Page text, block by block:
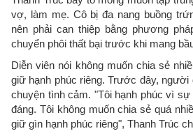
vợ, làm mẹ. Cô bị đa nang buồng
nên phải can thiệp bằng phương
chuyển phôi thất bại trước khi mang
Diễn viên nói không muốn chia sẻ
giữ hạnh phúc riêng. Trước đây, người
chuyện tình cảm. "Tôi hạnh phúc vì
đáng. Tôi không muốn chia sẻ quá
giữ gìn hạnh phúc riêng", Thanh Trúc